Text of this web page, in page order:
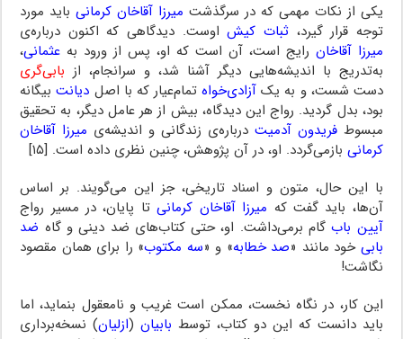
یکی از نکات مهمی که در سرگذشت میرزا آقاخان کرمانیباید مورد
توجه قرار گیرد،ثبات کیشاوست. دیدگاهی که اکنون درباره‌ی
میرزا آقاخان رایج است، آن است که او، پس از ورود به عثمانی،
به‌تدریج با اندیشه‌هایی دیگر آشنا شد، و سرانجام، از بابی‌گری
دست شست، و به یک آزادی‌خواهتمام‌عیار که با اصل دیانتبیگانه
بود، بدل گردید. رواج این دیدگاه، بیش از هر عامل دیگر، به تحقیق
مبسوطفریدون آدمیت درباره‌ی زندگانی و اندیشه‌ی میرزا آقاخان
کرمانی بازمی‌گردد. او، در آن پژوهش، چنین نظری داده است. [۱۵]
با این حال، متون و اسناد تاریخی، جز این می‌گویند. بر اساس
آن‌ها، باید گفت که میرزا آقاخان کرمانیتا پایان، در مسیر رواج
آیین بابگام برمی‌داشت. او، حتی کتاب‌های ضد دینی و گاه ضد
بابی خود مانند «صد خطابه» و «سه مکتوب» را برای همان مقصود
نگاشت!
این کار، در نگاه نخست، ممکن است غریب و نامعقول بنماید، اما
باید دانست که این دو کتاب، توسط بابیان(ازلیان) نسخه‌برداری